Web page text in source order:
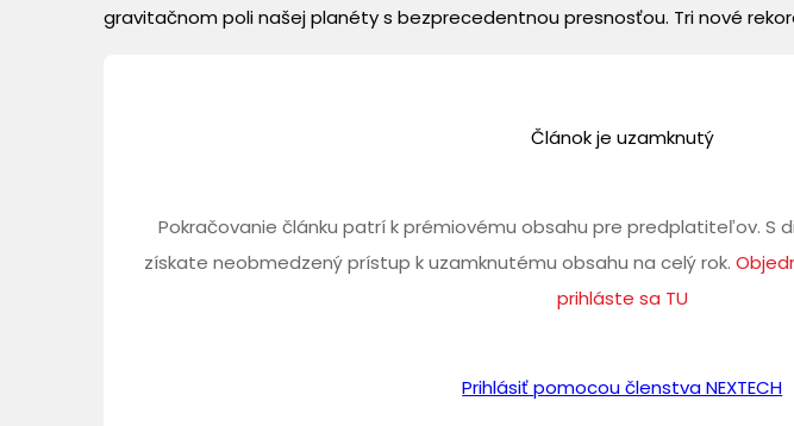
gravitačnom poli našej planéty s bezprecedentnou presnosťou. Tri nové
Článok je uzamknutý
Pokračovanie článku patrí k prémiovému obsahu pre predplatiteľov. S
získate neobmedzený prístup k uzamknutému obsahu na celý rok.
prihláste sa TU
Prihlásiť pomocou členstva NEXTECH